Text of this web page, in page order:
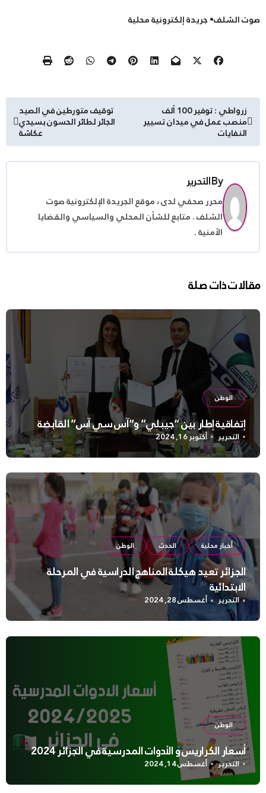
صوت الشلف• جريدة إلكترونية محلية
تصفّح
المقالات
زرواطي : توفير 100 ألف
منصب عمل في ميدان تسيير
النفايات
توقيف متورطين في الصيد
الجائر لطائر الحسون بسيدي
عكاشة
Byالتحرير
محرر صحفي لدى ، موقع الجريدة الإلكترونية صوت
الشلف . متابع للشأن المحلي والسياسي والقضايا
الأمنية .
مقالات ذات صلة
الوطن
إتفاقية إطار بين “جيبلي” و”آس سي آس” القابضة
التحرير أكتوبر 16, 2024
أخبار محلية الحدث الوطن
الجزائر تعيد هيكلة المناهج الدراسية في المرحلة
الابتدائية
التحرير أغسطس 28, 2024
الوطن
أسعار الكراريس و الأدوات المدرسية في الجزائر 2024
التحرير أغسطس 14, 2024